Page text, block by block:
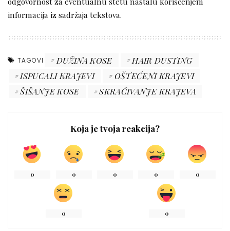
informacija iz sadržaja tekstova.
TAGOVI DUŽINA KOSE
HAIR DUSTING
ISPUCALI KRAJEVI
OŠTEĆENI KRAJEVI
ŠIŠANJE KOSE
SKRAĆIVANJE KRAJEVA
Koja je tvoja reakcija?
0 0 0 0 0
0 0